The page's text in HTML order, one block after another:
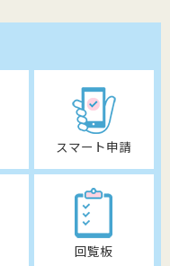
スマート申請
回覧板